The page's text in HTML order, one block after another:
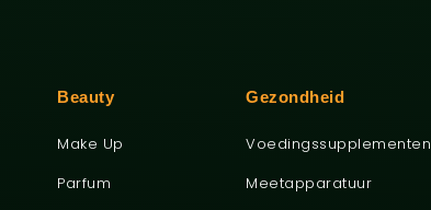
Beauty
Make Up
Parfum
Gezondheid
Voedingssupplementen
Meetapparatuur